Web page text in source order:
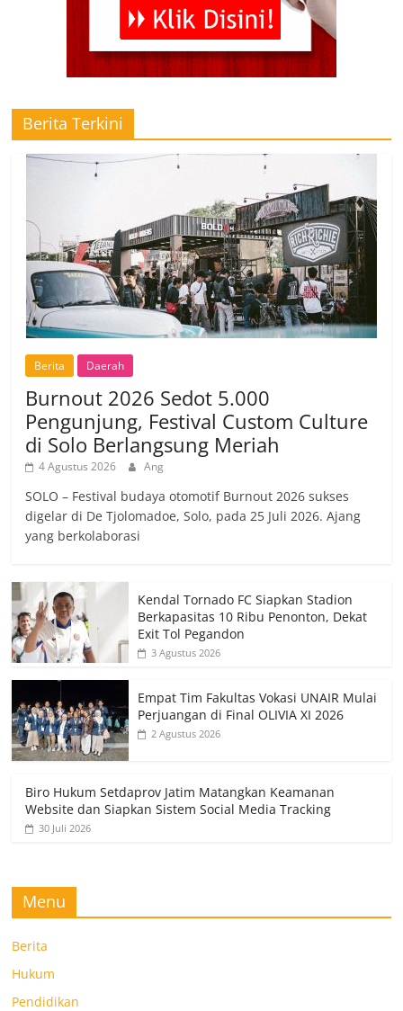
Berita Terkini
Berita Daerah
Burnout 2026 Sedot 5.000
Pengunjung, Festival Custom Culture
di Solo Berlangsung Meriah
4 Agustus 2026 Ang
SOLO – Festival budaya otomotif Burnout 2026 sukses
digelar di De Tjolomadoe, Solo, pada 25 Juli 2026. Ajang
yang berkolaborasi
Kendal Tornado FC Siapkan Stadion
Berkapasitas 10 Ribu Penonton, Dekat
Exit Tol Pegandon
3 Agustus 2026
Empat Tim Fakultas Vokasi UNAIR Mulai
Perjuangan di Final OLIVIA XI 2026
2 Agustus 2026
Biro Hukum Setdaprov Jatim Matangkan Keamanan
Website dan Siapkan Sistem Social Media Tracking
30 Juli 2026
Menu
Berita
Hukum
Pendidikan